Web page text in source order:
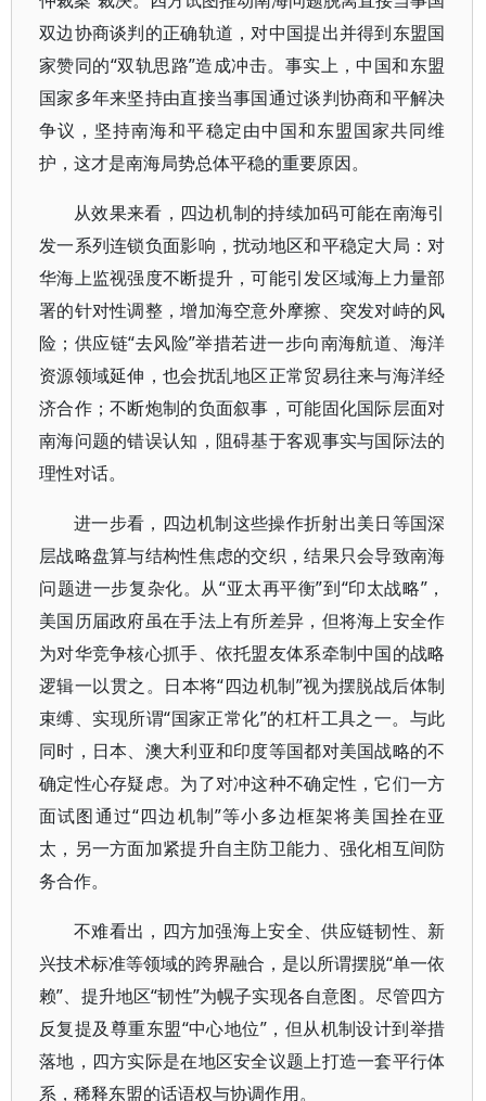
双边协商谈判的正确轨道，对中国提出并得到东盟国
家赞同的“双轨思路”造成冲击。事实上，中国和东盟
国家多年来坚持由直接当事国通过谈判协商和平解决
争议，坚持南海和平稳定由中国和东盟国家共同维
护，这才是南海局势总体平稳的重要原因。
从效果来看，四边机制的持续加码可能在南海引
发一系列连锁负面影响，扰动地区和平稳定大局：对
华海上监视强度不断提升，可能引发区域海上力量部
署的针对性调整，增加海空意外摩擦、突发对峙的风
险；供应链“去风险”举措若进一步向南海航道、海洋
资源领域延伸，也会扰乱地区正常贸易往来与海洋经
济合作；不断炮制的负面叙事，可能固化国际层面对
南海问题的错误认知，阻碍基于客观事实与国际法的
理性对话。
进一步看，四边机制这些操作折射出美日等国深
层战略盘算与结构性焦虑的交织，结果只会导致南海
问题进一步复杂化。从“亚太再平衡”到“印太战略”，
美国历届政府虽在手法上有所差异，但将海上安全作
为对华竞争核心抓手、依托盟友体系牵制中国的战略
逻辑一以贯之。日本将“四边机制”视为摆脱战后体制
束缚、实现所谓“国家正常化”的杠杆工具之一。与此
同时，日本、澳大利亚和印度等国都对美国战略的不
确定性心存疑虑。为了对冲这种不确定性，它们一方
面试图通过“四边机制”等小多边框架将美国拴在亚
太，另一方面加紧提升自主防卫能力、强化相互间防
务合作。
不难看出，四方加强海上安全、供应链韧性、新
兴技术标准等领域的跨界融合，是以所谓摆脱“单一依
赖”、提升地区“韧性”为幌子实现各自意图。尽管四方
反复提及尊重东盟“中心地位”，但从机制设计到举措
落地，四方实际是在地区安全议题上打造一套平行体
系，稀释东盟的话语权与协调作用。